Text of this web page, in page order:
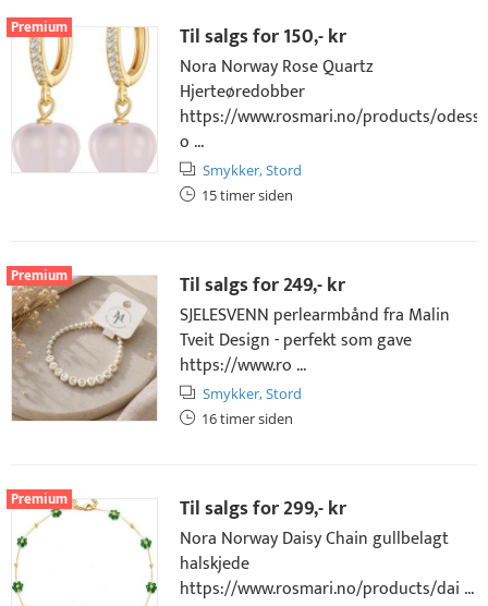
Premium Til salgs for150,- kr
Nora Norway Rose Quartz
Hjerteøredobber
https://www.rosmari.no/products/
o ...
Smykker,Stord
15 timer siden
Premium Til salgs for249,- kr
SJELESVENN perlearmbånd fra Malin
Tveit Design - perfekt som gave
https://www.ro ...
Smykker,Stord
16 timer siden
Premium Til salgs for299,- kr
Nora Norway Daisy Chain gullbelagt
halskjede
https://www.rosmari.no/products/dai ...